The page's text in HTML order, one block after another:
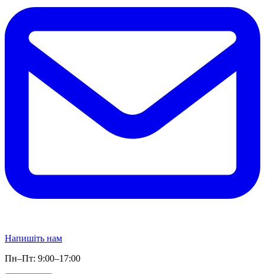
Напишіть нам
Пн–Пт: 9:00–17:00